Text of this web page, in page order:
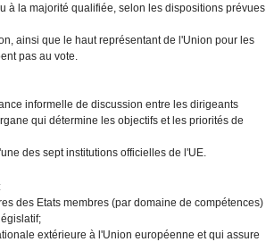
à la majorité qualifiée, selon les dispositions prévues
ainsi que le haut représentant de l'Union pour les
pas au vote.
informelle de discussion entre les dirigeants
qui détermine les objectifs et les priorités de
des sept institutions officielles de l'UE.
:
des Etats membres (par domaine de compétences)
extérieure à l'Union européenne et qui assure